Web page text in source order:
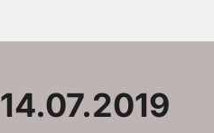
14.07.2019